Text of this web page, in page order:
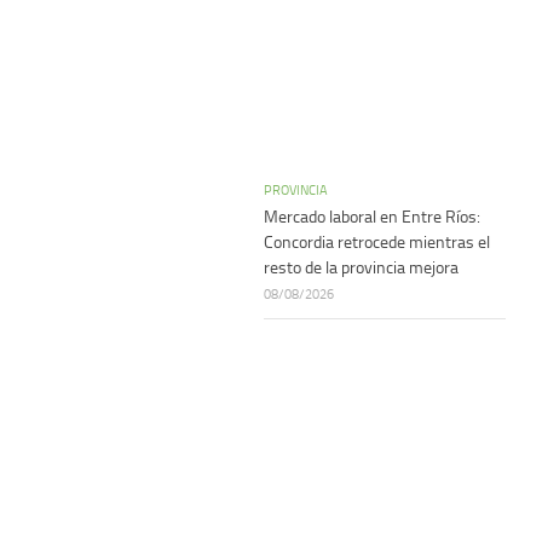
PROVINCIA
Mercado laboral en Entre Ríos:
Concordia retrocede mientras el
resto de la provincia mejora
08/08/2026